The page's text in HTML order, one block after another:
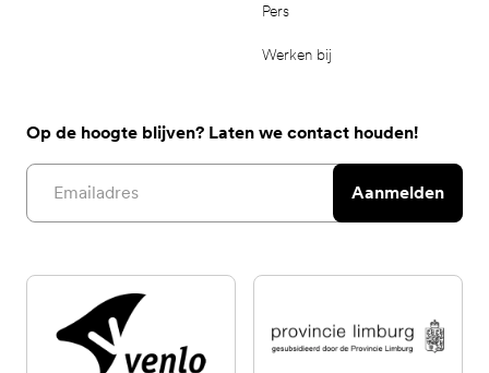
Pers
Werken bij
Op de hoogte blijven? Laten we contact houden!
Email address
Aanmelden